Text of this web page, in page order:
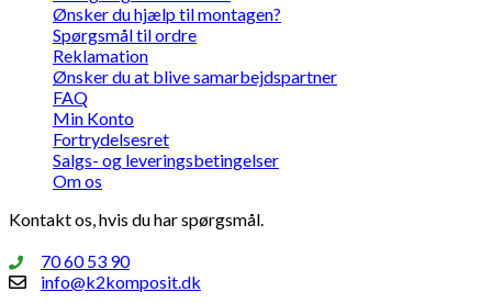
betongrå
mm
Ønsker du hjælp til montagen?
Spørgsmål til ordre
Reklamation
Ønsker du at blive samarbejdspartner
FAQ
Min Konto
Fortrydelsesret
Salgs- og leveringsbetingelser
Om os
Kontakt os, hvis du har spørgsmål.
70 60 53 90
info@k2komposit.dk